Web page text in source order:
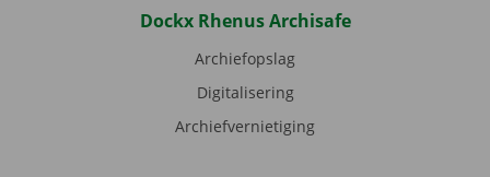
Dockx Rhenus Archisafe
Archiefopslag
Digitalisering
Archiefvernietiging